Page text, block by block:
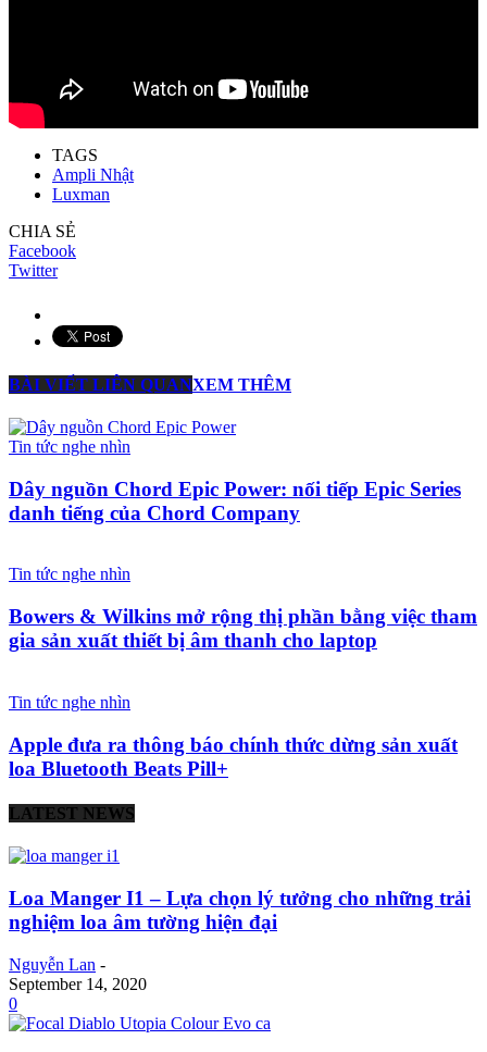
TAGS
Ampli Nhật
Luxman
CHIA SẺ
Facebook
Twitter
BÀI VIẾT LIÊN QUANXEM THÊM
Tin tức nghe nhìn
Dây nguồn Chord Epic Power: nối tiếp Epic Series
danh tiếng của Chord Company
Tin tức nghe nhìn
Bowers & Wilkins mở rộng thị phần bằng việc tham
gia sản xuất thiết bị âm thanh cho laptop
Tin tức nghe nhìn
Apple đưa ra thông báo chính thức dừng sản xuất
loa Bluetooth Beats Pill+
LATEST NEWS
Loa Manger I1 – Lựa chọn lý tưởng cho những trải
nghiệm loa âm tường hiện đại
Nguyễn Lan -
September 14, 2020
0